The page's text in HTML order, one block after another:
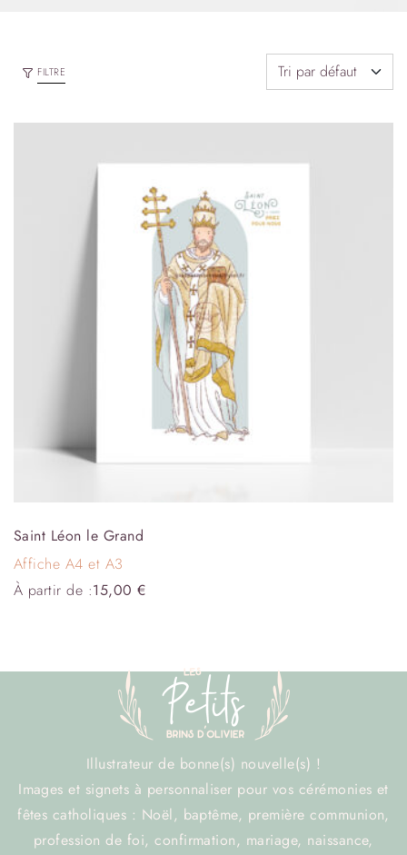
FILTRE
Saint Léon le Grand
Affiche A4 et A3
À partir de :15,00€
Illustrateur de bonne(s) nouvelle(s) !
Images et signets à personnaliser pour vos cérémonies et
fêtes catholiques : Noël, baptême, première communion,
profession de foi, confirmation, mariage, naissance,